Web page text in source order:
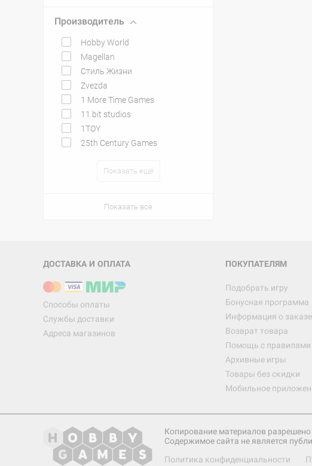
Производитель
Hobby World
Magellan
Стиль Жизни
Zvezda
1 More Time Games
11 bit studios
1TOY
25th Century Games
Показать ещё
Показать все
ДОСТАВКА И ОПЛАТА
Способы оплаты
Службы доставки
Адреса магазинов
ПОКУПАТЕЛЯМ
Подобрать игру
Бонусная программа
Информация о заказе
Возврат товара
Помощь с правилами
Архивные игры
Товары без скидки
Мобильное
Копирование материалов
Содержимое сайта не является
Политика конфиденциальности